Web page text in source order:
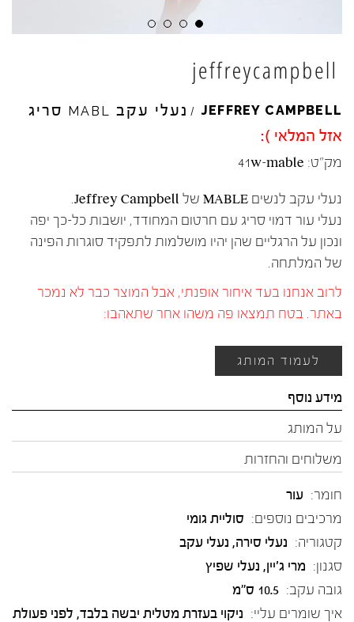
JEFFREY CAMPBELL
/ נעלי עקב MABL סריג
אזל המלאי ):
מק"ט: 41w-mable
נעלי עקב לנשים MABLE של Jeffrey Campbell.
נעלי עור דמוי סריג עם חרטום המחודד, יושבות כל-כך יפה
ונכון על הרגליים שהן יהיו מושלמות לתפקיד סוגרות הפינה
של המלתחה.
לרוב אנחנו בעד איחור אופנתי, אבל המוצר כבר לא נמכר
באתר. בטח תמצאו פה משהו אחר שתאהבו:
לעמוד המותג
מידע נוסף
על המותג
משלוחים והחזרות
חומר: עור
מרכיבים נוספים: סוליית גומי
קטגוריה: נעלי סירה, נעלי עקב
סגנון: מרי ג'יין, נעלי שפיץ
גובה עקב: 10.5 ס"מ
איך שומרים עליי: ניקוי בעזרת מטלית יבשה בלבד, לפני פעולת